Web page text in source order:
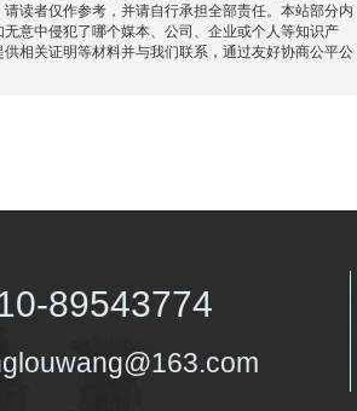
读者仅作参考，并请自行承担全部责任。本站部分内
意中侵犯了哪个媒本、公司、企业或个人等知识产
相关证明等材料并与我们联系，通过友好协商公平公
89543774